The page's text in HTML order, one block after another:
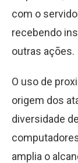
com o
recebendo
outras ações.
O uso de
origem dos
diversidade
amplia o